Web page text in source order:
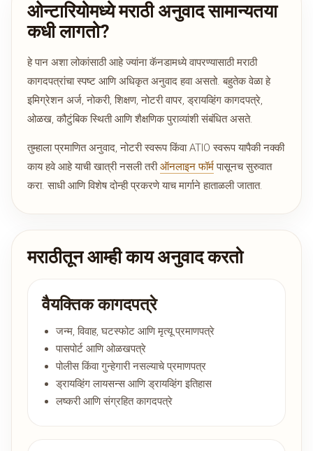
ओन्टारियोमध्ये मराठी अनुवाद सामान्यतया
कधी लागतो?
हे पान अशा लोकांसाठी आहे ज्यांना कॅनडामध्ये वापरण्यासाठी मराठी
कागदपत्रांचा स्पष्ट आणि अधिकृत अनुवाद हवा असतो. बहुतेक वेळा हे
इमिग्रेशन अर्ज, नोकरी, शिक्षण, नोटरी वापर, ड्रायव्हिंग कागदपत्रे,
ओळख, कौटुंबिक स्थिती आणि शैक्षणिक पुराव्यांशी संबंधित असते.
तुम्हाला प्रमाणित अनुवाद, नोटरी स्वरूप किंवा ATIO स्वरूप यापैकी नक्की
काय हवे आहे याची खात्री नसली तरीऑनलाइन फॉर्मपासूनच सुरुवात
करा. साधी आणि विशेष दोन्ही प्रकरणे याच मार्गाने हाताळली जातात.
मराठीतून आम्ही काय अनुवाद करतो
वैयक्तिक कागदपत्रे
जन्म, विवाह, घटस्फोट आणि मृत्यू प्रमाणपत्रे
पासपोर्ट आणि ओळखपत्रे
पोलीस किंवा गुन्हेगारी नसल्याचे प्रमाणपत्र
ड्रायव्हिंग लायसन्स आणि ड्रायव्हिंग इतिहास
लष्करी आणि संग्रहित कागदपत्रे